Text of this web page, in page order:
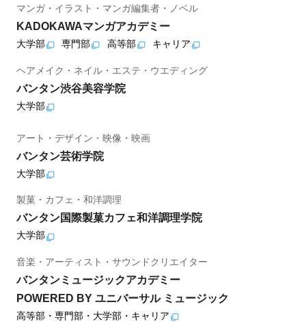
マンガ・イラスト・マンガ編集者・ノベル
KADOKAWAマンガアカデミー
大学部 専門部 高等部 キャリア
ヘアメイク・ネイル・エステ・ウエディング
バンタン渋谷美容学院
大学部
アート・デザイン・映像・映画
バンタン芸術学院
大学部
製菓・カフェ・和洋調理
バンタン国際製菓カフェ和洋調理学院
大学部
音楽・アーティスト・サウンドクリエイター
バンタンミュージックアカデミー
POWERED BY ユニバーサル ミュージック
高等部・専門部・大学部・キャリア